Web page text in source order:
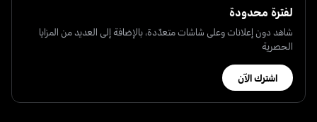
لفترة محدودة
شاهد دون إعلانات وعلى شاشات متعدّدة، بالإضافة إلى العديد من المزايا
الحصرية
اشترك الآن